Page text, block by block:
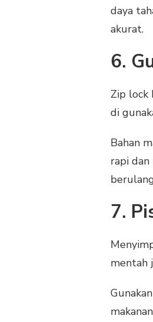
daya
akurat.
6.
Zip lock
di
Bahan
rapi
7.
mentah